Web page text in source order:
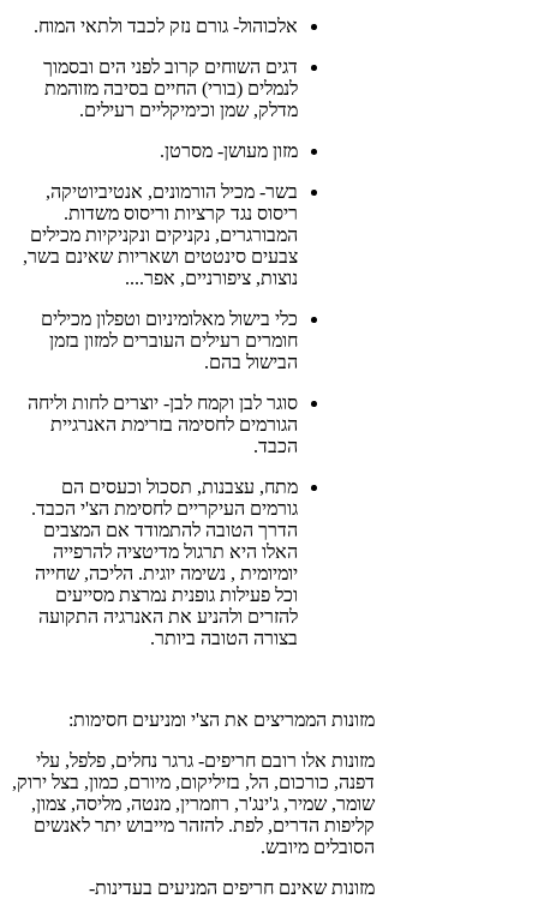
אלכוהול- גורם נזק לכבד ולתאי המוח.
דגים השוחים קרוב לפני הים ובסמוך
לנמלים (בורי) החיים בסיבה מזוהמת
מדלק, שמן וכימיקליים רעילים.
מזון מעושן- מסרטן.
בשר- מכיל הורמונים, אנטיביוטיקה,
ריסוס נגד קרציות וריסוס משדות.
המבורגרים, נקניקים ונקניקיות מכילים
צבעים סינטטים ושאריות שאינם בשר,
נוצות, ציפורניים, אפר....
כלי בישול מאלומיניום וטפלון מכילים
חומרים רעילים העוברים למזון בזמן
הבישול בהם.
סוגר לבן וקמח לבן- יוצרים לחות וליחה
הגורמים לחסימה בזרימת האנרגיית
הכבד.
מתח, עצבנות, תסכול וכעסים הם
גורמים העיקריים לחסימת הצ'י הכבד.
הדרך הטובה להתמודד אם המצבים
האלו היא תרגול מדיטציה להרפייה
יומיומית , נשימה יוגית. הליכה, שחייה
וכל פעילות גופנית נמרצת מסייעים
להזרים ולהניע את האנרגיה התקועה
בצורה הטובה ביותר.
מזונות הממריצים את הצ'י ומניעים חסימות:
מזונות אלו רובם חריפים- גרגר נחלים, פלפל, עלי
דפנה, כורכום, הל, בזיליקום, מיורם, כמון, בצל ירוק,
שומר, שמיר, ג'ינג'ר, רוזמרין, מנטה, מליסה, צמון,
קליפות הדרים, לפת. להזהר מייבוש יתר לאנשים
הסובלים מיובש.
מזונות שאינם חריפים המניעים בעדינות-